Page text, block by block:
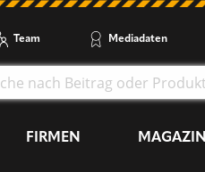
Team Mediadaten
FIRMEN MAGAZIN